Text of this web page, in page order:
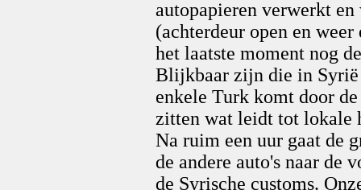
autopapieren verwerkt
(achterdeur open en
het laatste moment nog
Blijkbaar zijn die in Syrië
enkele Turk komt door
zitten wat leidt tot lokale
Na ruim een uur gaat de
de andere auto's naar de
de Syrische customs.